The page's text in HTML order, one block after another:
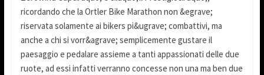
ricordando che la Ortler Bike Marathon non &egrave;
riservata solamente ai bikers pi&ugrave; combattivi, ma
anche a chi si vorr&agrave; semplicemente gustare il
paesaggio e pedalare assieme a tanti appassionati delle due
ruote, ad essi infatti verranno concesse non una ma ben due